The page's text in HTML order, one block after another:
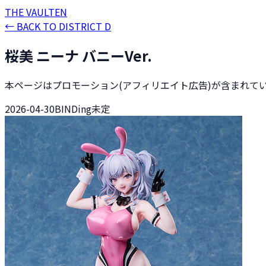
THEVAULTEN
← BACK TO DISTRICT D
桜美 ニーナ バニーVer.
本ページはプロモーション(アフィリエイト広告)が含まれて
2026-04-30BINDing未定